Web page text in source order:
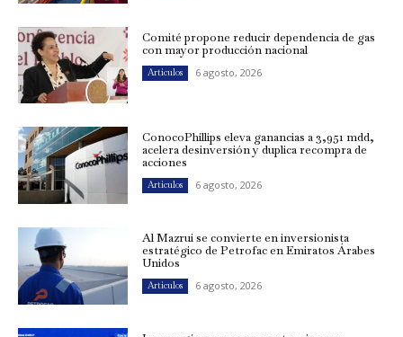
Comité propone reducir dependencia de gas
con mayor producción nacional
Artículos 6 agosto, 2026
ConocoPhillips eleva ganancias a 3,951 mdd,
acelera desinversión y duplica recompra de
acciones
Artículos 6 agosto, 2026
Al Mazrui se convierte en inversionista
estratégico de Petrofac en Emiratos Árabes
Unidos
Artículos 6 agosto, 2026